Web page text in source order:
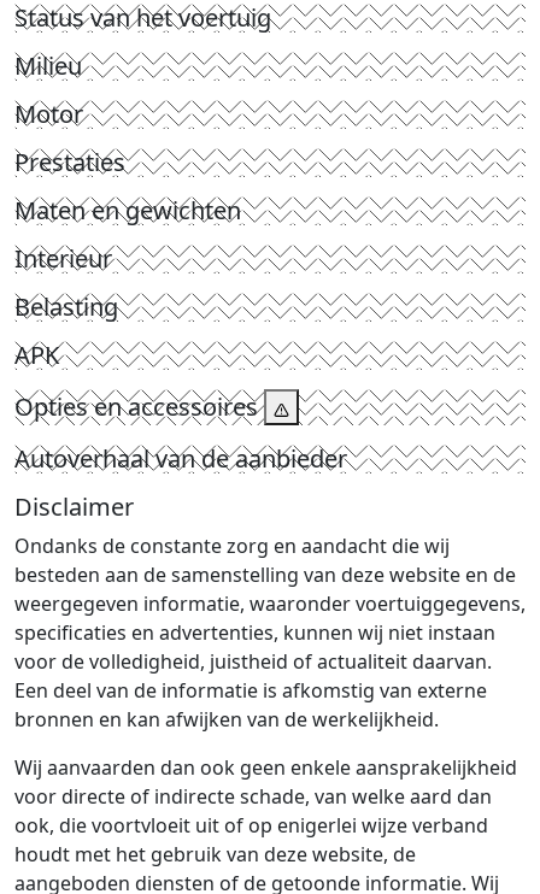
Status van het voertuig
Milieu
Motor
Prestaties
Maten en gewichten
Interieur
Belasting
APK
Opties en accessoires
Autoverhaal van de aanbieder
Disclaimer
Ondanks de constante zorg en aandacht die wij
besteden aan de samenstelling van deze website en de
weergegeven informatie, waaronder voertuiggegevens,
specificaties en advertenties, kunnen wij niet instaan
voor de volledigheid, juistheid of actualiteit daarvan.
Een deel van de informatie is afkomstig van externe
bronnen en kan afwijken van de werkelijkheid.
Wij aanvaarden dan ook geen enkele aansprakelijkheid
voor directe of indirecte schade, van welke aard dan
ook, die voortvloeit uit of op enigerlei wijze verband
houdt met het gebruik van deze website, de
aangeboden diensten of de getoonde informatie. Wij